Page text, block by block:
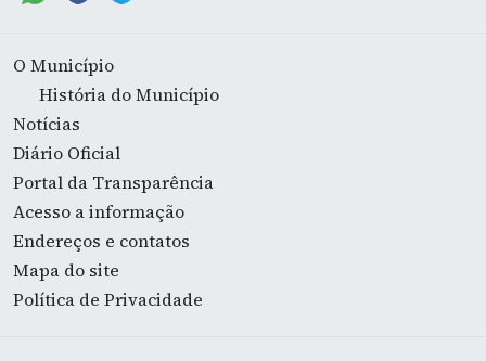
O Município
História do Município
Notícias
Diário Oficial
Portal da Transparência
Acesso a informação
Endereços e contatos
Mapa do site
Política de Privacidade